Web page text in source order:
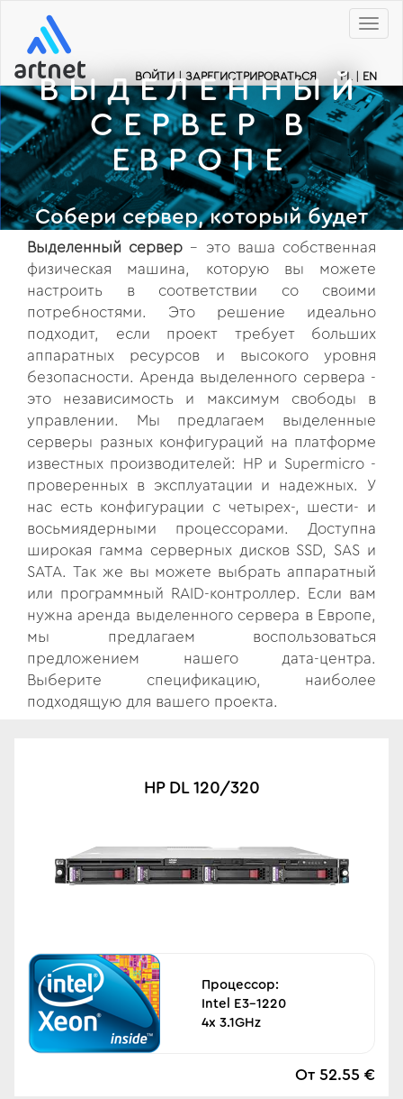
Меню
PL EN
ВОЙТИ | ЗАРЕГИСТРИРОВАТЬСЯ
ВЫДЕЛЕННЫЙ
СЕРВЕР В
ЕВРОПЕ
Собери сервер, который будет
доступен за 24 часа
Выделенный сервер - это ваша собственная
физическая машина, которую вы можете
настроить в соответствии со своими
потребностями. Это решение идеально
подходит, если проект требует больших
аппаратных ресурсов и высокого уровня
безопасности. Аренда выделенного сервера -
это независимость и максимум свободы в
управлении. Мы предлагаем выделенные
серверы разных конфигураций на платформе
известных производителей: HP и Supermicro -
проверенных в эксплуатации и надежных. У
нас есть конфигурации с четырех-, шести- и
восьмиядерными процессорами. Доступна
широкая гамма серверных дисков SSD, SAS и
SATA. Так же вы можете выбрать аппаратный
или программный RAID-контроллер. Если вам
нужна аренда выделенного сервера в Европе,
мы предлагаем воспользоваться
предложением нашего дата-центра.
Выберите спецификацию, наиболее
подходящую для вашего проекта.
HP DL 120/320
Процессор:
Intel E3-1220
4x 3.1GHz
От 52.55 €